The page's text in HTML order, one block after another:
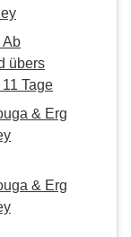
Ab
übers
Tage
& Erg
& Erg